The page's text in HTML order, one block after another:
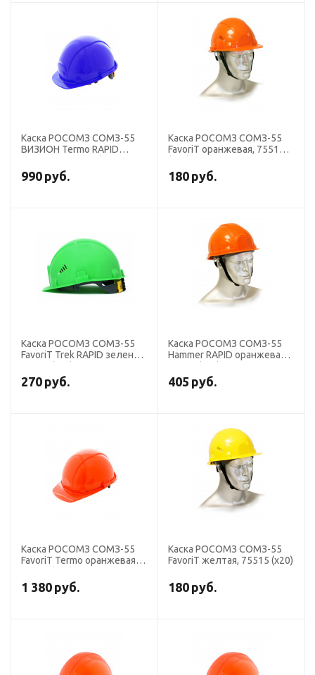
Каска РОСОМЗ СОМЗ-55
ВИЗИОН Termo RAPID
990 руб.
Каска РОСОМЗ СОМЗ-55
FavoriT оранжевая, 75514
180 руб.
Каска РОСОМЗ СОМЗ-55
FavoriТ Trek RAPID зеленая,
270 руб.
Каска РОСОМЗ СОМЗ-55
Hammer RAPID оранжевая,
405 руб.
Каска РОСОМЗ СОМЗ-55
FavoriT Termo оранжевая,
1 380 руб.
Каска РОСОМЗ СОМЗ-55
FavoriT желтая, 75515 (х20)
180 руб.